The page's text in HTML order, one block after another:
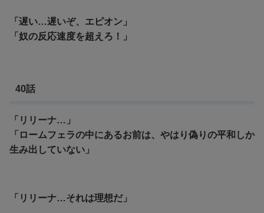
「遅い…遅いぞ、エピオン」
「奴の反応速度を超えろ！」
40話
「リリーナ…」
「ロームフェラの中にあるお前は、やはり偽りの平和しか
生み出していない」
「リリーナ…それは理想だ」